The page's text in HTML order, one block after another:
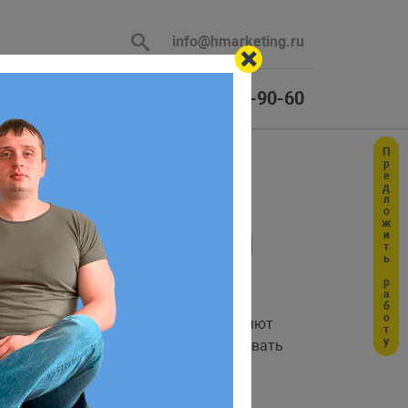
info@hmarketing.ru
+7 (925) 464-90-60
Postman
на сервере (не добавляют, не удаляют
завести аккаунт и использовать
ответ
с учетом
Предложить работу